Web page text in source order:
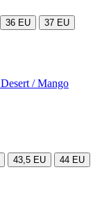
36 EU
37 EU
43,5 EU
44 EU